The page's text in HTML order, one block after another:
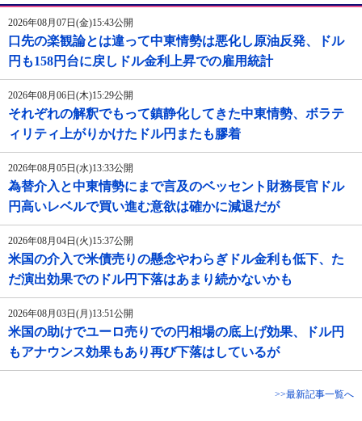
2026年08月07日(金)15:43公開
口先の楽観論とは違って中東情勢は悪化し原油反発、ドル
円も158円台に戻しドル金利上昇での雇用統計
2026年08月06日(木)15:29公開
それぞれの解釈でもって鎮静化してきた中東情勢、ボラテ
ィリティ上がりかけたドル円またも膠着
2026年08月05日(水)13:33公開
為替介入と中東情勢にまで言及のベッセント財務長官ドル
円高いレベルで買い進む意欲は確かに減退だが
2026年08月04日(火)15:37公開
米国の介入で米債売りの懸念やわらぎドル金利も低下、た
だ演出効果でのドル円下落はあまり続かないかも
2026年08月03日(月)13:51公開
米国の助けでユーロ売りでの円相場の底上げ効果、ドル円
もアナウンス効果もあり再び下落はしているが
>>最新記事一覧へ